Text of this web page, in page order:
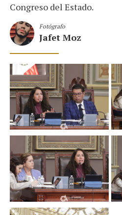
Congreso del Estado.
Fotógrafo
Jafet Moz